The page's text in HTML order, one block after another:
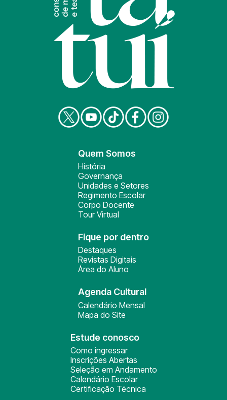
Quem Somos
História
Governança
Unidades e Setores
Regimento Escolar
Corpo Docente
Tour Virtual
Fique por dentro
Destaques
Revistas Digitais
Área do Aluno
Agenda Cultural
Calendário Mensal
Mapa do Site
Estude conosco
Como ingressar
Inscrições Abertas
Seleção em Andamento
Calendário Escolar
Certificação Técnica